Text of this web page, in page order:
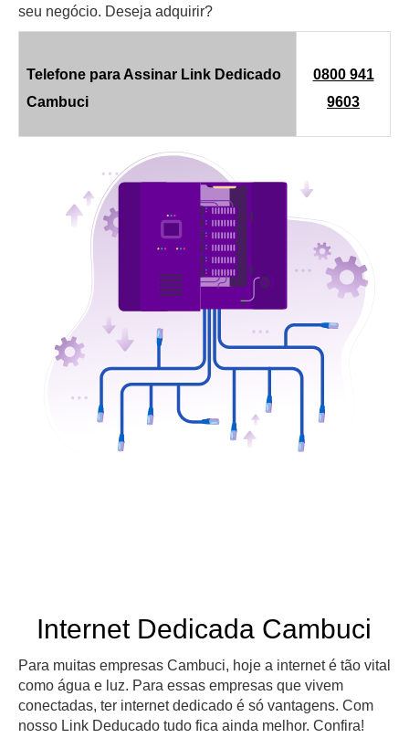
seu negócio. Deseja adquirir?
Telefone para Assinar Link Dedicado
Cambuci
0800 941
9603
Internet Dedicada Cambuci
Para muitas empresas Cambuci, hoje a internet é tão vital
como água e luz. Para essas empresas que vivem
conectadas, ter internet dedicado é só vantagens. Com
nosso Link Deducado tudo fica ainda melhor. Confira!